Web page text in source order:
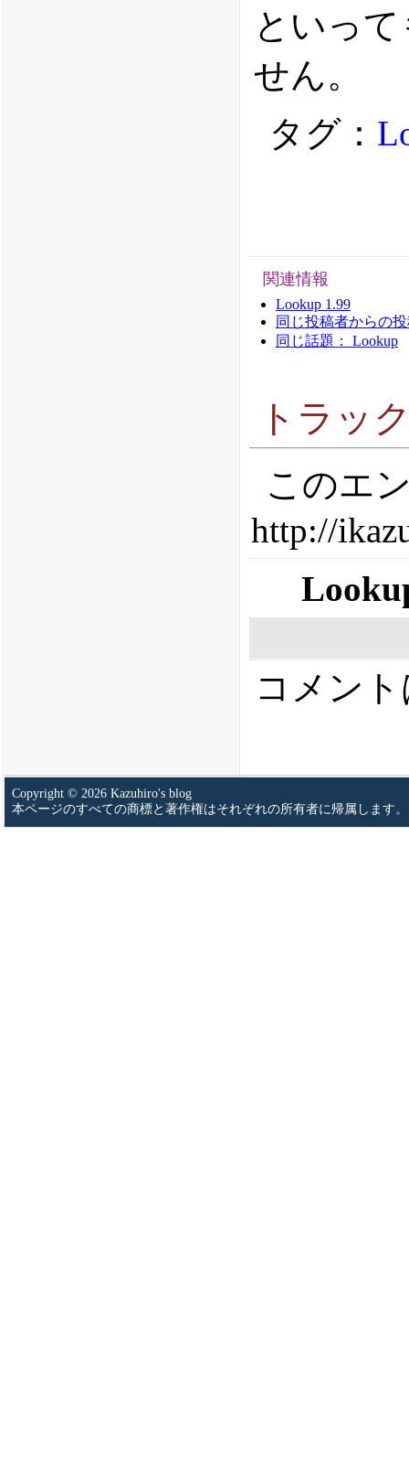
といっ
せん。
タグ：
関連情報
Lookup 1.99
同じ投稿者からの投
同じ話題： Lookup
トラッ
このエ
http://
コメン
Copyright © 2026 Kazuhiro's blog
本ページのすべての商標と著作権はそれぞれの所有者に帰属します。